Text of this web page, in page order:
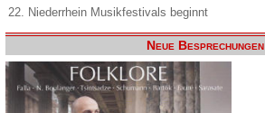
22. Niederrhein Musikfestivals beginnt
Neue Besprechungen